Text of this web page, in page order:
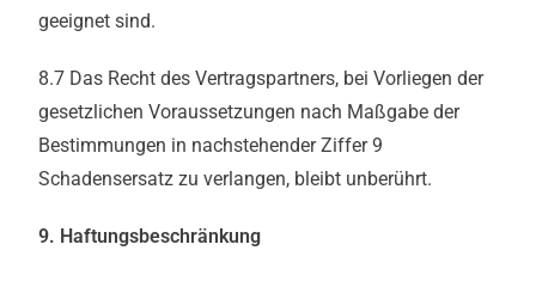
geeignet sind.
8.7 Das Recht des Vertragspartners, bei Vorliegen der
gesetzlichen Voraussetzungen nach Maßgabe der
Bestimmungen in nachstehender Ziffer 9
Schadensersatz zu verlangen, bleibt unberührt.
9. Haftungsbeschränkung